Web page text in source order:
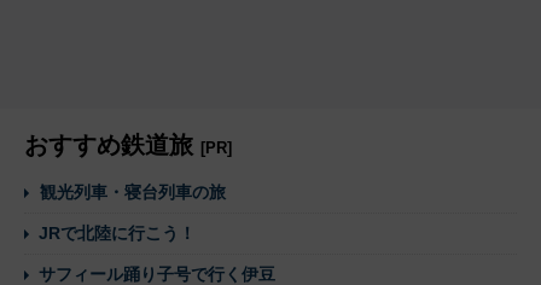
おすすめ鉄道旅 [PR]
観光列車・寝台列車の旅
JRで北陸に行こう！
サフィール踊り子号で行く伊豆